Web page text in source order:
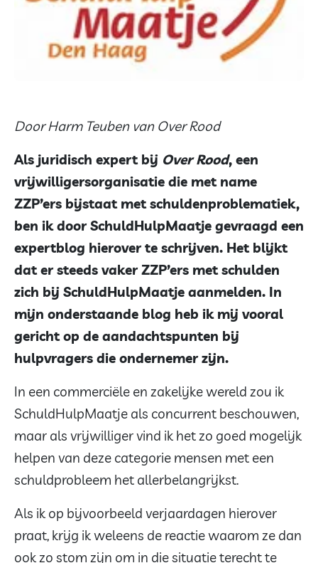
Door Harm Teuben van Over Rood
Als juridisch expert bij Over Rood, een
vrijwilligersorganisatie die met name
ZZP’ers bijstaat met schuldenproblematiek,
ben ik door SchuldHulpMaatje gevraagd een
expertblog hierover te schrijven. Het blijkt
dat er steeds vaker ZZP’ers met schulden
zich bij SchuldHulpMaatje aanmelden. In
mijn onderstaande blog heb ik mij vooral
gericht op de aandachtspunten bij
hulpvragers die ondernemer zijn.
In een commerciële en zakelijke wereld zou ik
SchuldHulpMaatje als concurrent beschouwen,
maar als vrijwilliger vind ik het zo goed mogelijk
helpen van deze categorie mensen met een
schuldprobleem het allerbelangrijkst.
Als ik op bijvoorbeeld verjaardagen hierover
praat, krijg ik weleens de reactie waarom ze dan
ook zo stom zijn om in die situatie terecht te